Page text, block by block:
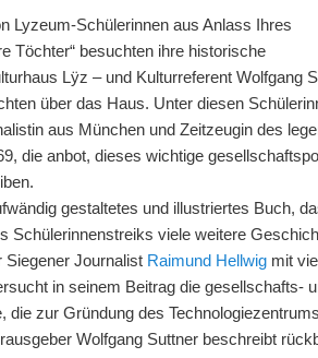
Lyzeum-Schülerinnen aus Anlass Ihres
Töchter“ besuchten ihre historische
Lÿz – und Kulturreferent Wolfgang
über das Haus. Unter diesen
aus München und Zeitzeugin des
die anbot, dieses wichtige
gestaltetes und illustriertes Buch,
Schülerinnenstreiks viele weitere
Siegener Journalist Raimund Hellwig mit
in seinem Beitrag die gesellschafts-
die zur Gründung des
Wolfgang Suttner beschreibt